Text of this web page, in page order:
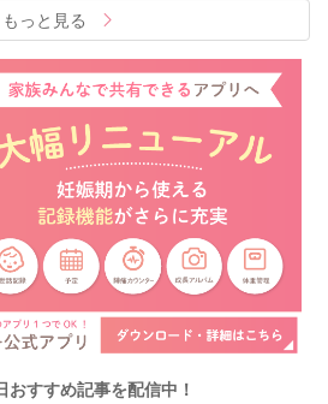
もっと見る
おすすめ記事を配信中！